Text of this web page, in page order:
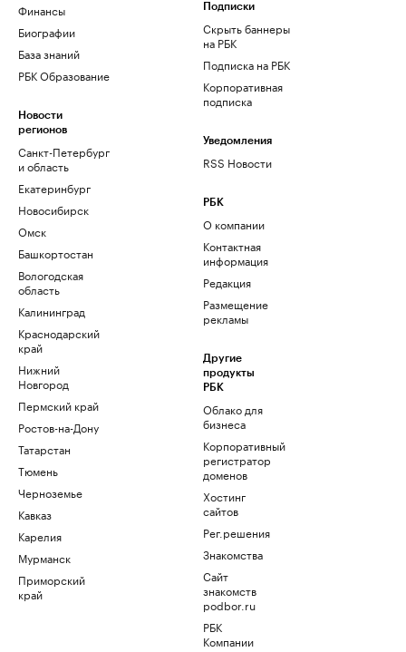
Финансы
Биографии
База знаний
РБК Образование
Новости
регионов
Санкт-Петербург
и область
Екатеринбург
Новосибирск
Омск
Башкортостан
Вологодская
область
Калининград
Краснодарский
край
Нижний
Новгород
Пермский край
Ростов-на-Дону
Татарстан
Тюмень
Черноземье
Кавказ
Карелия
Мурманск
Приморский
край
Подписки
Скрыть баннеры
на РБК
Подписка на РБК
Корпоративная
подписка
Уведомления
RSS Новости
РБК
О компании
Контактная
информация
Редакция
Размещение
рекламы
Другие
продукты
РБК
Облако для
бизнеса
Корпоративный
регистратор
доменов
Хостинг
сайтов
Рег.решения
Знакомства
Сайт
знакомств
podbor.ru
РБК
Компании